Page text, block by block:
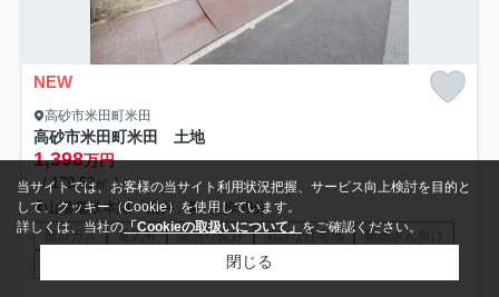
NEW
高砂市米田町米田
高砂市米田町米田 土地
1,398万円
- / 179.53㎡ / -
山陽電鉄本線「荒井」駅 徒歩39分
都市ガス 電気有 陽当り良好 閑静な住宅地
新婚さん向け
当サイトでは、お客様の当サイト利用状況把握、サービス向上検討を目的と
して、クッキー（Cookie）を使用しています。
詳しくは、当社の「Cookieの取扱いについて」をご確認ください。
閉じる